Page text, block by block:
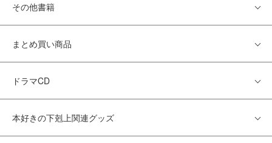
その他書籍
まとめ買い商品
ドラマCD
本好きの下剋上関連グッズ